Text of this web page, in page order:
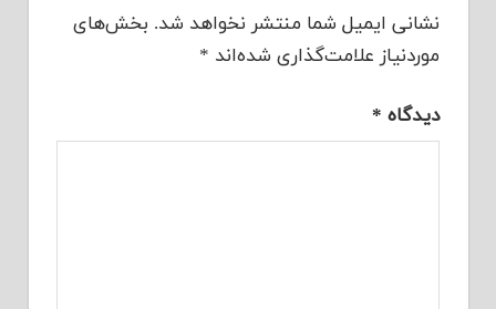
نشانی ایمیل شما منتشر نخواهد شد. بخش‌های
موردنیاز علامت‌گذاری شده‌اند *
دیدگاه *